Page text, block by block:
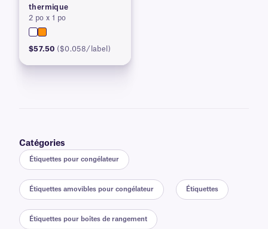
thermique
2 po x 1 po
$57.50 ($0.058/label)
Catégories
Étiquettes pour congélateur
Étiquettes amovibles pour congélateur Étiquettes
Étiquettes pour boîtes de rangement